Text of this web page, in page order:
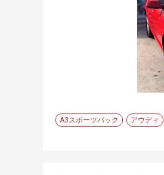
A3スポーツバック アウディ